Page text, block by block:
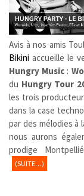
Avis à nos amis
Bikini accueille le
Hungry Music :
du Hungry Tour
les trois
dans la case
par des mélodies à
nous aurons
prodige
(SUITE…)